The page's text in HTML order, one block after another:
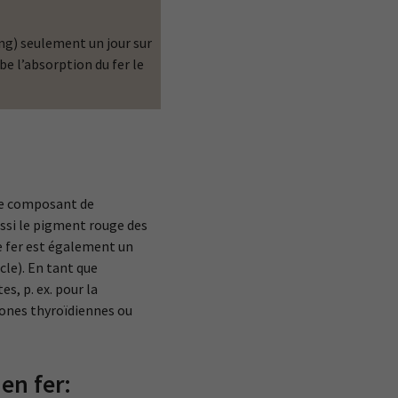
seulement un jour sur
l’absorption du fer le
composant de
le pigment rouge des
fer est également un
En tant que
p. ex. pour la
thyroïdiennes ou
fer: